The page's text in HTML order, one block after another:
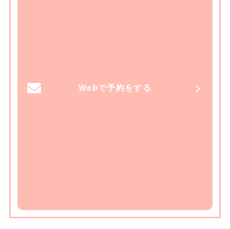
Webで予約をする